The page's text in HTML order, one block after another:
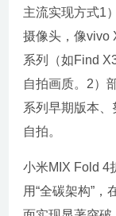
主流实现方式1
摄像头，像vivo
系列（如Find
自拍画质。2）
系列早期版本
自拍。
小米MIX Fold 4
用“全碳架构”